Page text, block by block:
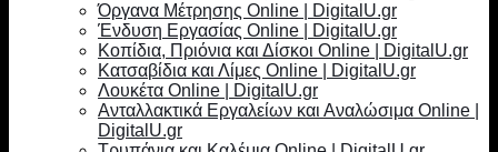
Όργανα Μέτρησης Online | DigitalU.gr
Ένδυση Εργασίας Online | DigitalU.gr
Κοπίδια, Πριόνια και Δίσκοι Online | DigitalU.gr
Κατσαβίδια και Λίμες Online | DigitalU.gr
Λουκέτα Online | DigitalU.gr
Ανταλλακτικά Εργαλείων και Αναλώσιμα Online |
DigitalU.gr